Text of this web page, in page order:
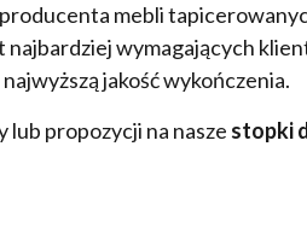
mebli
wymagających
jakość wykończenia.
propozycji na nasze stopki